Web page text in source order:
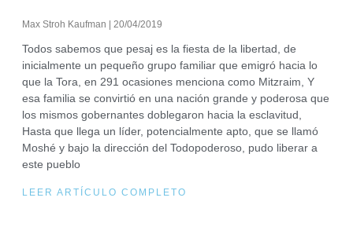
Max Stroh Kaufman 20/04/2019
Todos sabemos que pesaj es la fiesta de la libertad, de
inicialmente un pequeño grupo familiar que emigró hacia lo
que la Tora, en 291 ocasiones menciona como Mitzraim, Y
esa familia se convirtió en una nación grande y poderosa que
los mismos gobernantes doblegaron hacia la esclavitud,
Hasta que llega un líder, potencialmente apto, que se llamó
Moshé y bajo la dirección del Todopoderoso, pudo liberar a
este pueblo
LEER ARTÍCULO COMPLETO